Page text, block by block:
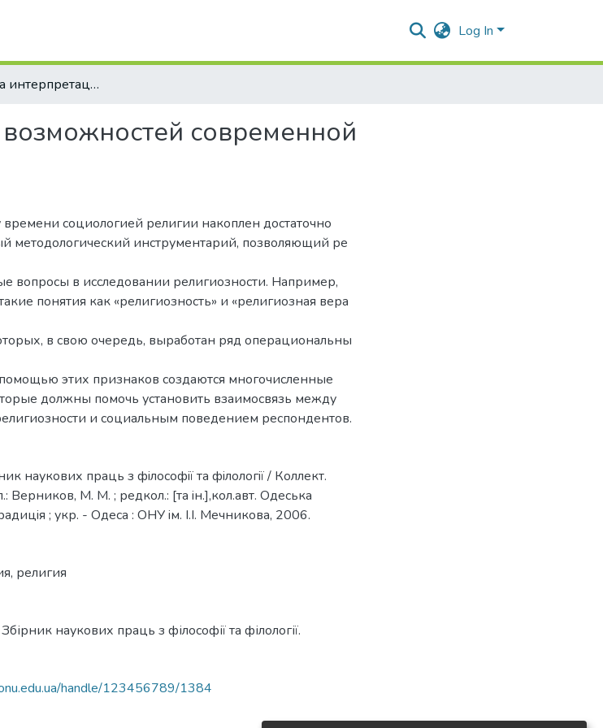
Log In
Проблема интерпретационных возможностей современной социологии религии
современной
социологией религии накоплен достаточно
методологический инструментарий, позволяющий ре
вопросы в исследовании религиозности. Например,
понятия как «религиозность» и «религиозная вера
в свою очередь, выработан ряд операциональны
этих признаков создаются многочисленные
должны помочь установить взаимосвязь между
и социальным поведением респондентов.
наукових праць з фiлософiї та фiлологiї / Коллект.
Верников, М. М. ; редкол.: [та iн.],кол.авт. Одеська
; укр. - Одеса : ОНУ iм. I.I. Мечникова, 2006.
, религия
наукових праць з філософії та філології.
handle/123456789/1384